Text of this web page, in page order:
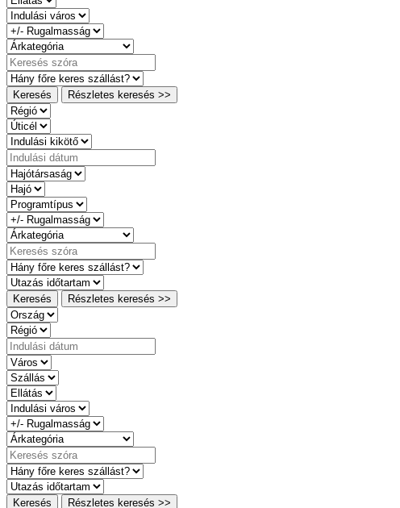
Keresés Részletes keresés >>
Keresés Részletes keresés >>
Keresés Részletes keresés >>